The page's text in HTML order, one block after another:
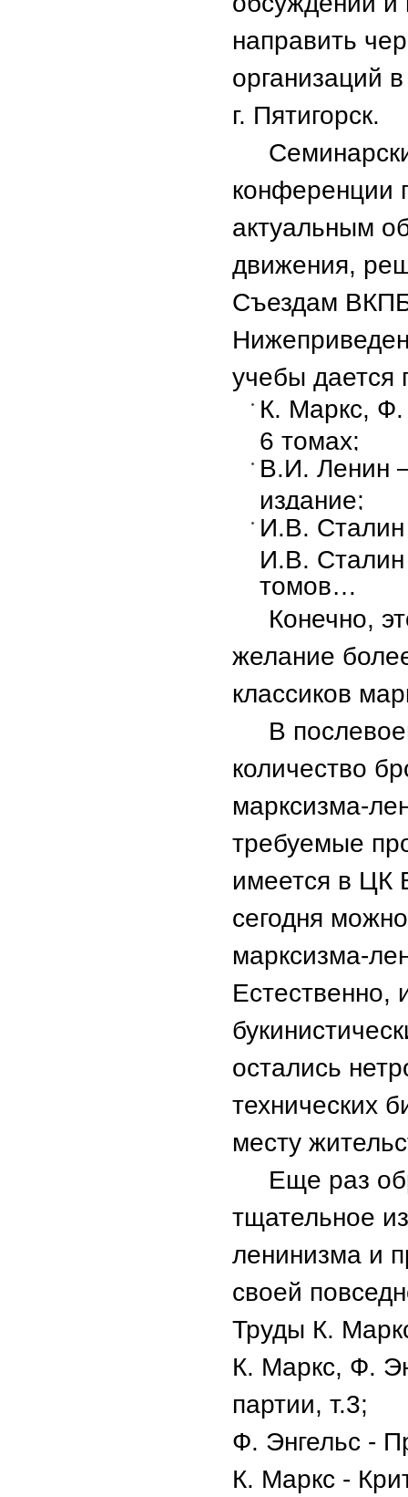
направить
организаций
г. Пятигорск.
конференции
актуальным
движения,
Съездам
учебы дается
К. Маркс, Ф.
6 томах;
В.И. Ленин
издание;
И.В.
И.В.
томов…
Конечно,
желание
классиков
В
количество
марксизма-
требуемые
имеется в ЦК
сегодня
марксизма-
Естественно,
остались
технических
месту
Еще раз
тщательное
ленинизма и
своей
Труды К.
К. Маркс, Ф.
партии, т.3;
Ф. Энгельс -
К. Маркс -